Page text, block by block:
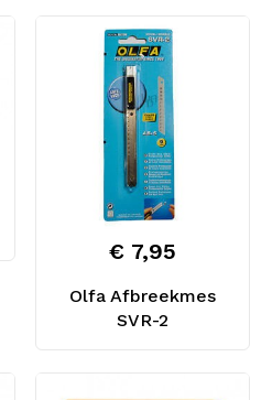
Olfa Afbreekmes
SVR-2
€ 7,95